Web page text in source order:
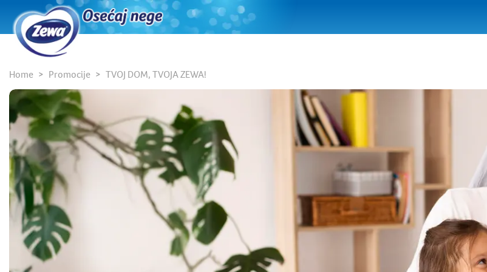
Home Promocije TVOJ DOM, TVOJA ZEWA!